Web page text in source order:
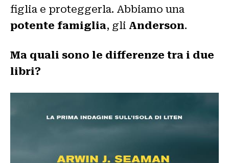
figlia e proteggerla. Abbiamo una
potente famiglia, gli Anderson.
Ma quali sono le differenze tra i due
libri?